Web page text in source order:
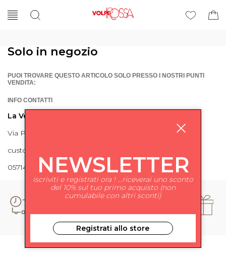
Solo in negozio
PUOI TROVARE QUESTO ARTICOLO SOLO PRESSO I NOSTRI PUNTI
VENDITA:
INFO CONTATTI
La Volpe Rossa
Via Piave 27 56024 Ponte a Egola
customercare@lavolperossa.it
0571498228NEWSLETTER
iscriviti e registrati ora ! ...riceverai uno sconto
del 10% sul tuo primo acquisto (non
cumulabile con altri sconti)
Registrati allo store